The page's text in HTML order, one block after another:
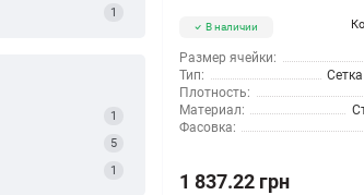
1
1
5
1
В наличии
Размер ячейки:
Тип:
Плотность:
Материал:
Фасовка:
1 837.22 грн